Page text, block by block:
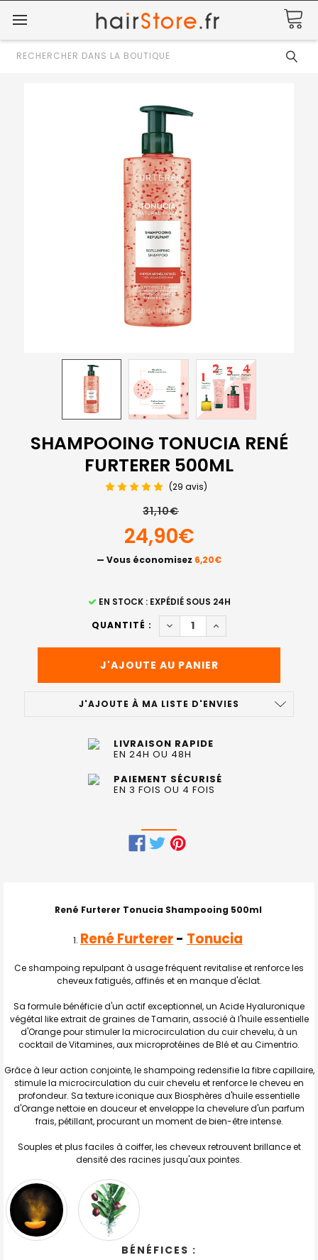
Rechercher
SHAMPOOING TONUCIA RENÉ
FURTERER 500ML
(29 avis)
31,10€
24,90€
— Vous économisez 6,20€
EN STOCK : EXPÉDIÉ SOUS 24H
QUANTITÉ :
DIMINUER LA QUANTITÉ DE
AUGMENTER LA
J'AJOUTE À MA LISTE D'ENVIES
LIVRAISON RAPIDE
EN 24H OU 48H
PAIEMENT SÉCURISÉ
EN 3 FOIS OU 4 FOIS
ENSEMBLE
SELECTIONNER
LA
SÉLECTION
AU PANIER
René Furterer Tonucia Shampooing 500ml
René Furterer- Tonucia
Ce shampoing repulpant à usage fréquent revitalise et renforce les
cheveux fatigués, affinés et en manque d'éclat.
Sa formule bénéficie d'un actif exceptionnel, un Acide Hyaluronique
végétal like extrait de graines de Tamarin, associé à l'huile essentielle
d'Orange pour stimuler la microcirculation du cuir chevelu, à un
cocktail de Vitamines, aux microprotéines de Blé et au Cimentrio.
Grâce à leur action conjointe, le shampoing redensifie la fibre capillaire,
stimule la microcirculation du cuir chevelu et renforce le cheveu en
profondeur. Sa texture iconique aux Biosphères d'huile essentielle
d'Orange nettoie en douceur et enveloppe la chevelure d'un parfum
frais, pétillant, procurant un moment de bien-être intense.
Souples et plus faciles à coiffer, les cheveux retrouvent brillance et
densité des racines jusqu'aux pointes.
BÉNÉFICES :